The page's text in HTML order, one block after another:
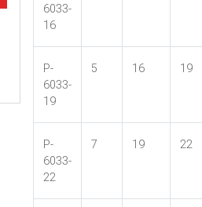
6033-
16
P-
6033-
19
5 16 19
P-
6033-
22
7 19 22